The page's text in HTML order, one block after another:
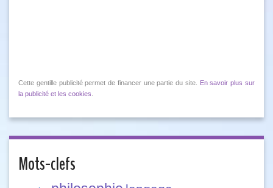
Cette gentille publicité permet de financer une partie du site.
En savoir plus sur
la publicité et les cookies
Mots-clefs